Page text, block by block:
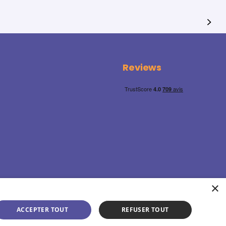
Reviews
×
ACCEPTER TOUT REFUSER TOUT